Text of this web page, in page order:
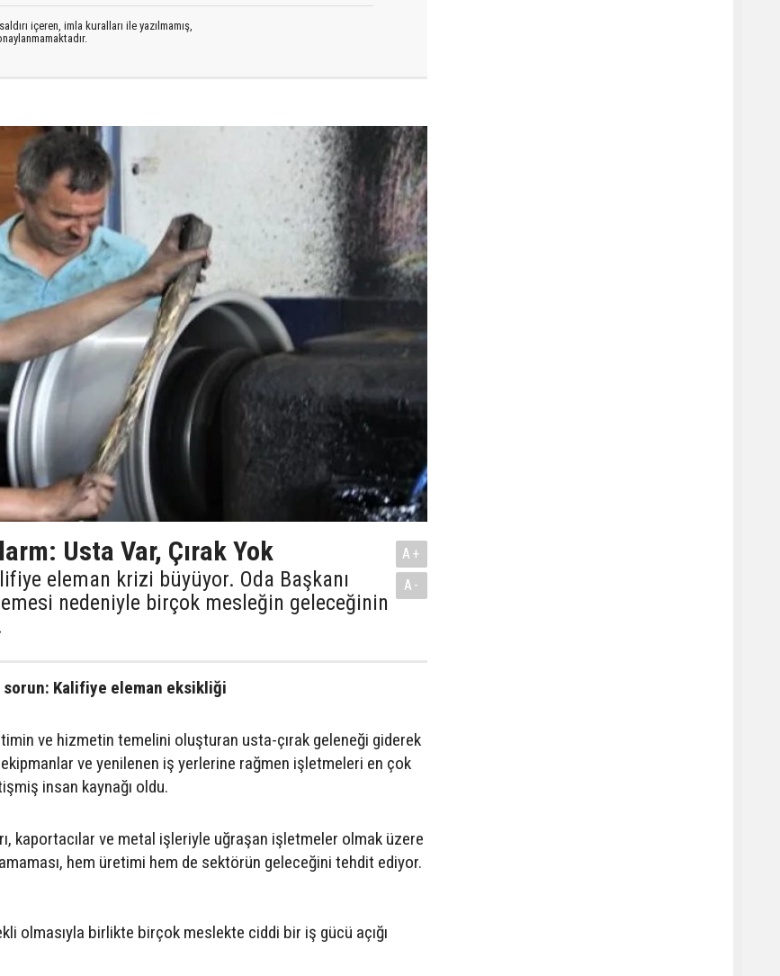
içeren, imla kuralları ile yazılmamış,
Usta Var, Çırak Yok
eleman krizi büyüyor. Oda Başkanı
nedeniyle birçok mesleğin geleceğinin
A+
A-
Kalifiye eleman eksikliği
ve hizmetin temelini oluşturan usta-çırak geleneği giderek
ve yenilenen iş yerlerine rağmen işletmeleri en çok
insan kaynağı oldu.
kaportacılar ve metal işleriyle uğraşan işletmeler olmak üzere
hem üretimi hem de sektörün geleceğini tehdit ediyor.
olmasıyla birlikte birçok meslekte ciddi bir iş gücü açığı